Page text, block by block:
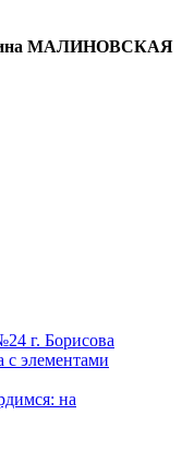
МАЛИНОВСКАЯ
г. Борисова
с элементами
на